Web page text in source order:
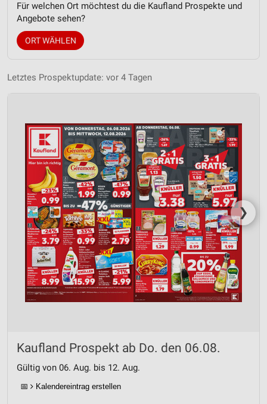
Für welchen Ort möchtest du die Kaufland Prospekte und
Angebote sehen?
ORT WÄHLEN
Letztes Prospektupdate: vor 4 Tagen
❯
Kaufland Prospekt ab Do. den 06.08.
Gültig von 06. Aug. bis 12. Aug.
📅 Kalendereintrag erstellen